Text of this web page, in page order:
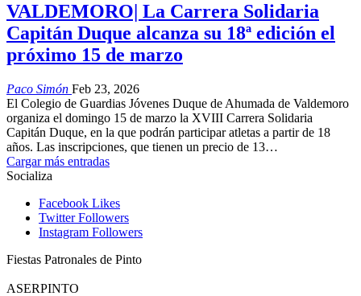
VALDEMORO| La Carrera Solidaria
Capitán Duque alcanza su 18ª edición el
próximo 15 de marzo
Paco Simón Feb 23, 2026
El Colegio de Guardias Jóvenes Duque de Ahumada de Valdemoro
organiza el domingo 15 de marzo la XVIII Carrera Solidaria
Capitán Duque, en la que podrán participar atletas a partir de 18
años. Las inscripciones, que tienen un precio de 13…
Cargar más entradas
Socializa
Facebook Likes
Twitter Followers
Instagram Followers
Fiestas Patronales de Pinto
ASERPINTO